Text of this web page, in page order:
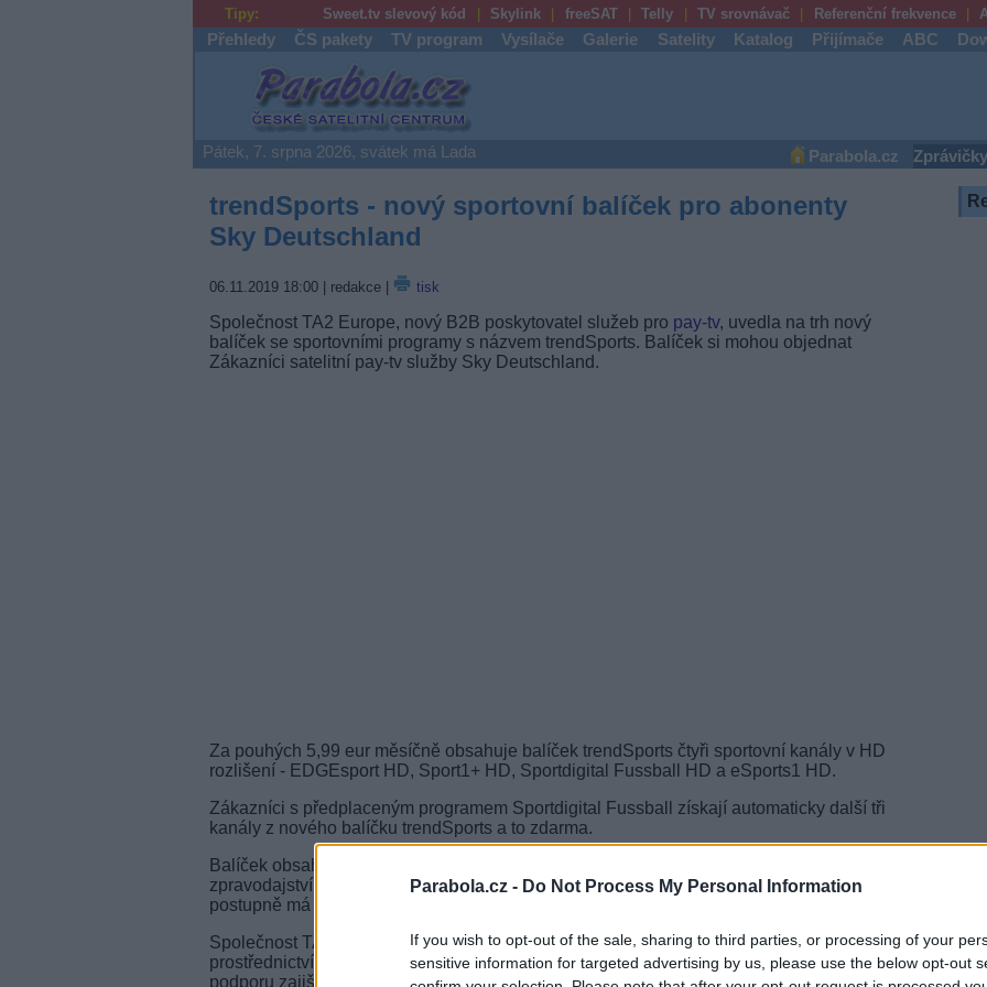
Parabola.cz - Do Not Process My Personal Information
If you wish to opt-out of the sale, sharing to third parties, or processing of your
sensitive information for targeted advertising by us, please use the below opt-out
Tipy: Sweet.tv slevový kód Skylink freeSAT Telly TV srovnávač Referenční frekvence
Přehledy ČS pakety TV program Vysílače Galerie Satelity Katalog Přijímače ABC
Parabola.cz
Pátek, 7. srpna 2026, svátek má Lada Parabola.cz Zprávičky
trendSports - nový sportovní balíček pro abonenty
Sky Deutschland
06.11.2019 18:00| redakce | tisk
Společnost TA2 Europe, nový B2B poskytovatel služeb pro pay-tv, uvedla na trh nový
balíček se sportovními programy s názvem trendSports. Balíček si mohou objednat
Zákazníci satelitní pay-tv služby Sky Deutschland.
Za pouhých 5,99 eur měsíčně obsahuje balíček trendSports čtyři sportovní kanály v HD
rozlišení - EDGEsport HD, Sport1+ HD, Sportdigital Fussball HD a eSports1 HD.
Zákazníci s předplaceným programem Sportdigital Fussball získají automaticky další tři
kanály z nového balíčku trendSports a to zdarma.
Balíček obsahuje více než 3 tisíce hodin přímých přenosů ročně a také sportovní
zpravodajství, magazíny a dokumentární filmy. Distribuce balíčku trendSports se
postupně má rozšířit do dalších platforem.
Společnost TA2 Europe GmbH licencuje a prodává speciální televizní kanály
prostřednictvím satelitu, kabelu, OTT a IPTV v HD kvalitě. Konečnou zákaznickou
podporu zajišťuje příslušný partner platformy.